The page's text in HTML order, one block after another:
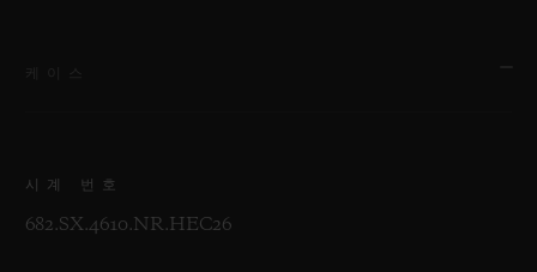
시계 번호
682.SX.4610.NR.HEC26